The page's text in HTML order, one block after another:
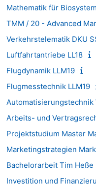
Mathematik für
TMM / 20 - Advanced
Verkehrstelematik DKU
Luftfahrtantriebe LL18
Flugdynamik LLM19
Flugmesstechnik LLM19
Automatisierungstechnik
Arbeits- und
Projektstudium Master
Marketingstrategien
Bachelorarbeit Tim Heße
Investition und